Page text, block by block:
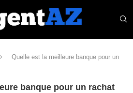
Quelle est la meilleure banque pour un
banque pour un rachat